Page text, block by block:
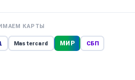
КАРТЫ
Mastercard МИР СБП